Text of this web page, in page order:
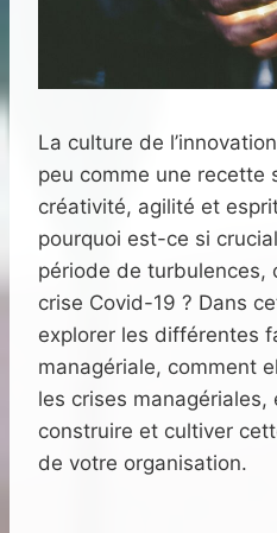
La culture de
peu comme une recette
créativité, agilité et
pourquoi est-ce si
période de turbulences,
crise Covid-19 ? Dans
explorer les différentes
managériale, comment
les crises
construire et cultiver
de votre organisation.